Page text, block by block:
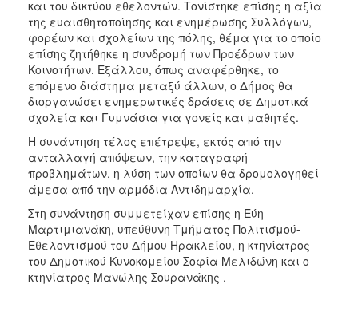
και του δικτύου εθελοντών. Τονίστηκε επίσης η αξία
της ευαισθητοποίησης και ενημέρωσης Συλλόγων,
φορέων και σχολείων της πόλης, θέμα για το οποίο
επίσης ζητήθηκε η συνδρομή των Προέδρων των
Κοινοτήτων. Εξάλλου, όπως αναφέρθηκε, το
επόμενο διάστημα μεταξύ άλλων, ο Δήμος θα
διοργανώσει ενημερωτικές δράσεις σε Δημοτικά
σχολεία και Γυμνάσια για γονείς και μαθητές.
Η συνάντηση τέλος επέτρεψε, εκτός από την
ανταλλαγή απόψεων, την καταγραφή
προβλημάτων, η λύση των οποίων θα δρομολογηθεί
άμεσα από την αρμόδια Αντιδημαρχία.
Στη συνάντηση συμμετείχαν επίσης η Εύη
Μαρτιμιανάκη, υπεύθυνη Τμήματος Πολιτισμού-
Εθελοντισμού του Δήμου Ηρακλείου, η κτηνίατρος
του Δημοτικού Κυνοκομείου Σοφία Μελιδώνη και ο
κτηνίατρος Μανώλης Σουρανάκης .